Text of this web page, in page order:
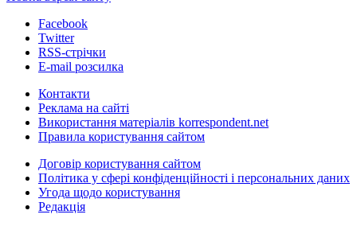
Facebook
Twitter
RSS-стрічки
E-mail розсилка
Контакти
Реклама на сайті
Використання матеріалів korrespondent.net
Правила користування сайтом
Договір користування сайтом
Політика у сфері конфіденційності і персональних даних
Угода щодо користування
Редакція